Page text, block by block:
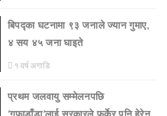
बिपद्का घटनामा ९३ जनाले ज्यान गुमाए,
४ सय ४५ जना घाइते
१ वर्ष अगाडि
प्रथम जलवायु सम्मेलनपछि
‘गुफाडाँडा’लाई सरकारले फर्केर पनि हेरेन